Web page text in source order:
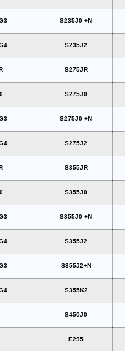
S235J0 +N
S235J2
S275JR
S275J0
S275J0 +N
S275J2
S355JR
S355J0
S355J0 +N
S355J2
S355J2+N
S355K2
S450J0
E295